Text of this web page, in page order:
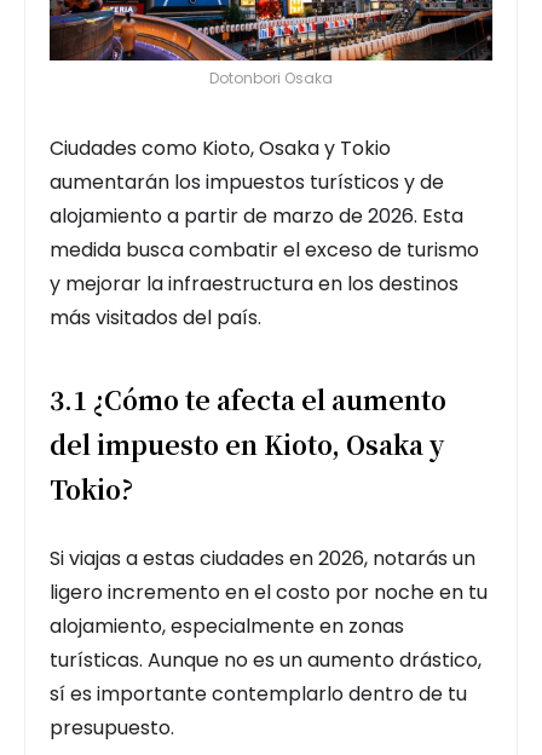
Dotonbori Osaka
Ciudades como Kioto, Osaka y Tokio
aumentarán los impuestos turísticos y de
alojamiento a partir de marzo de 2026. Esta
medida busca combatir el exceso de turismo
y mejorar la infraestructura en los destinos
más visitados del país.
3.1 ¿Cómo te afecta el aumento
del impuesto en Kioto, Osaka y
Tokio?
Si viajas a estas ciudades en 2026, notarás un
ligero incremento en el costo por noche en tu
alojamiento, especialmente en zonas
turísticas. Aunque no es un aumento drástico,
sí es importante contemplarlo dentro de tu
presupuesto.